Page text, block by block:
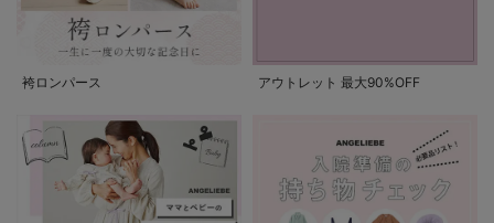
袴ロンパース アウトレット 最大90%OFF